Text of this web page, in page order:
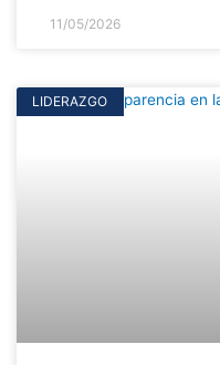
11/05/2026
LIDERAZGO